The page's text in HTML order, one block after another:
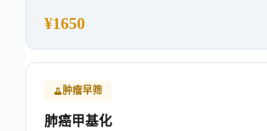
¥1650
肿瘤早筛
肺癌甲基化